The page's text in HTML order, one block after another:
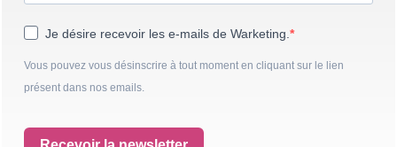
Je désire recevoir les e-mails de Warketing.
Vous pouvez vous désinscrire à tout moment en cliquant sur le lien
présent dans nos emails.